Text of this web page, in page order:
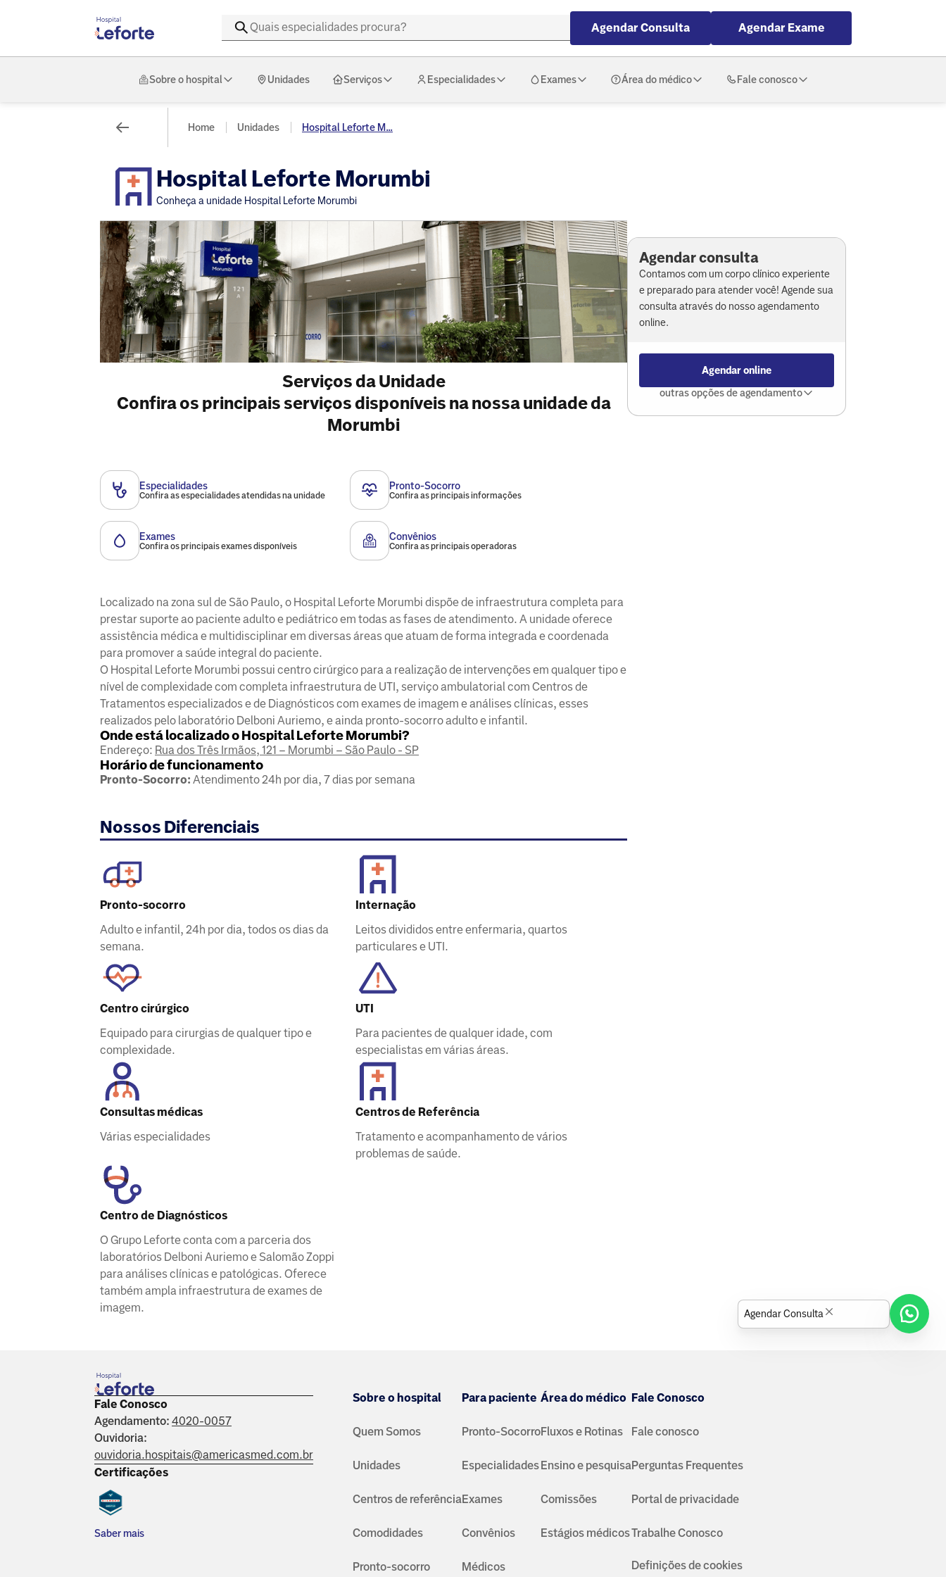
Agendar Consulta Agendar Exame
Sobre o hospital Unidades Serviços Especialidades Exames Área do médico Fale conosco
Home Unidades Hospital Leforte M...
Hospital Leforte Morumbi
Conheça a unidade Hospital Leforte Morumbi
Serviços da Unidade
Confira os principais serviços disponíveis na nossa unidade da
Morumbi
Especialidades
Confira as especialidades atendidas na unidade
Pronto-Socorro
Confira as principais informações
Exames
Confira os principais exames disponíveis
Convênios
Confira as principais operadoras
Localizado na zona sul de São Paulo, o Hospital Leforte Morumbi dispõe de infraestrutura completa para
prestar suporte ao paciente adulto e pediátrico em todas as fases de atendimento. A unidade oferece
assistência médica e multidisciplinar em diversas áreas que atuam de forma integrada e coordenada
para promover a saúde integral do paciente.
O Hospital Leforte Morumbi possui centro cirúrgico para a realização de intervenções em qualquer tipo e
nível de complexidade com completa infraestrutura de UTI, serviço ambulatorial com Centros de
Tratamentos especializados e de Diagnósticos com exames de imagem e análises clínicas, esses
realizados pelo laboratório Delboni Auriemo, e ainda pronto-socorro adulto e infantil.
Onde está localizado o Hospital Leforte Morumbi?
Endereço: Rua dos Três Irmãos, 121 – Morumbi – São Paulo - SP
Horário de funcionamento
Pronto-Socorro: Atendimento 24h por dia, 7 dias por semana
Nossos Diferenciais
Pronto-socorro
Adulto e infantil, 24h por dia, todos os dias da
semana.
Internação
Leitos divididos entre enfermaria, quartos
particulares e UTI.
Centro cirúrgico
Equipado para cirurgias de qualquer tipo e
complexidade.
UTI
Para pacientes de qualquer idade, com
especialistas em várias áreas.
Consultas médicas
Várias especialidades
Centros de Referência
Tratamento e acompanhamento de vários
problemas de saúde.
Centro de Diagnósticos
O Grupo Leforte conta com a parceria dos
laboratórios Delboni Auriemo e Salomão Zoppi
para análises clínicas e patológicas. Oferece
também ampla infraestrutura de exames de
imagem.
Agendar consulta
Contamos com um corpo clínico experiente
e preparado para atender você! Agende sua
consulta através do nosso agendamento
online.
Agendar online
outras opções de agendamento
Fale Conosco
Agendamento: 4020-0057
Ouvidoria:
ouvidoria.hospitais@americasmed.com.br
Certificações
Saber mais
Sobre o hospital
Quem Somos
Unidades
Centros de referência
Comodidades
Pronto-socorro
Para paciente
Pronto-Socorro
Especialidades
Exames
Convênios
Médicos
Área do médico
Fluxos e Rotinas
Ensino e pesquisa
Comissões
Estágios médicos
Fale Conosco
Fale conosco
Perguntas Frequentes
Portal de privacidade
Trabalhe Conosco
Definições de cookies
Agendar Consulta